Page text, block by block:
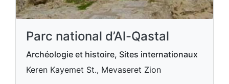
Parc national d’Al-Qastal
Archéologie et histoire, Sites internationaux
Keren Kayemet St., Mevaseret Zion